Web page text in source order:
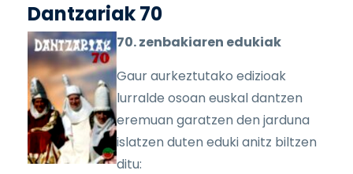
Dantzariak 70
70. zenbakiaren edukiak
Gaur aurkeztutako edizioak
lurralde osoan euskal dantzen
eremuan garatzen den jarduna
islatzen duten eduki anitz biltzen
ditu: